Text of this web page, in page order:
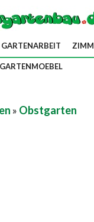
GARTENARBEIT
GARTENMOEBEL
» Obstgarten